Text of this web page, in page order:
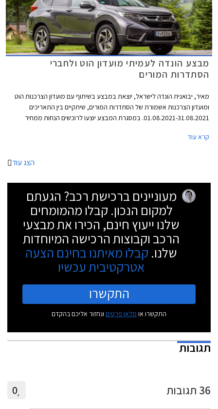
מבצע הונדה לעמיתי מועדון הוט ולחברי
הסתדרות המורים
מאיר, יבואנית הונדה לישראל, יוצאת במבצע בשיתוף עם מועדון הצרכנות הוט
ומועדון הצרכנות אשמורת של הסתדרות המורים, שיתקיים בין התאריכים
01.08.2021-31.08.2021. במסגרת המבצע יוצעו לרוכשים הנחות ממחיר
המשתתפים במבצע.
קרא עוד
הצג עוד
מעוניינים ברכישת רכב? הגעתם
למקום הנכון. קבלו מהמומחים
שלנו ייעוץ חינם, הכירו את מבצעי
הרכב וקבוצות הרכישה המיוחדות
שלנו. קבלו מאיתנו בחינם הצעה
אטרקטיבית עכשיו
התקשרו
התקשרו או מלאו פרטים ונחזור אליכם בהקדם
תגובות
36 תגובות 0